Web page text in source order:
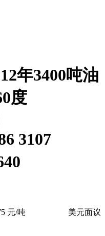
年3400吨油
度
3107
元/吨 美元面议